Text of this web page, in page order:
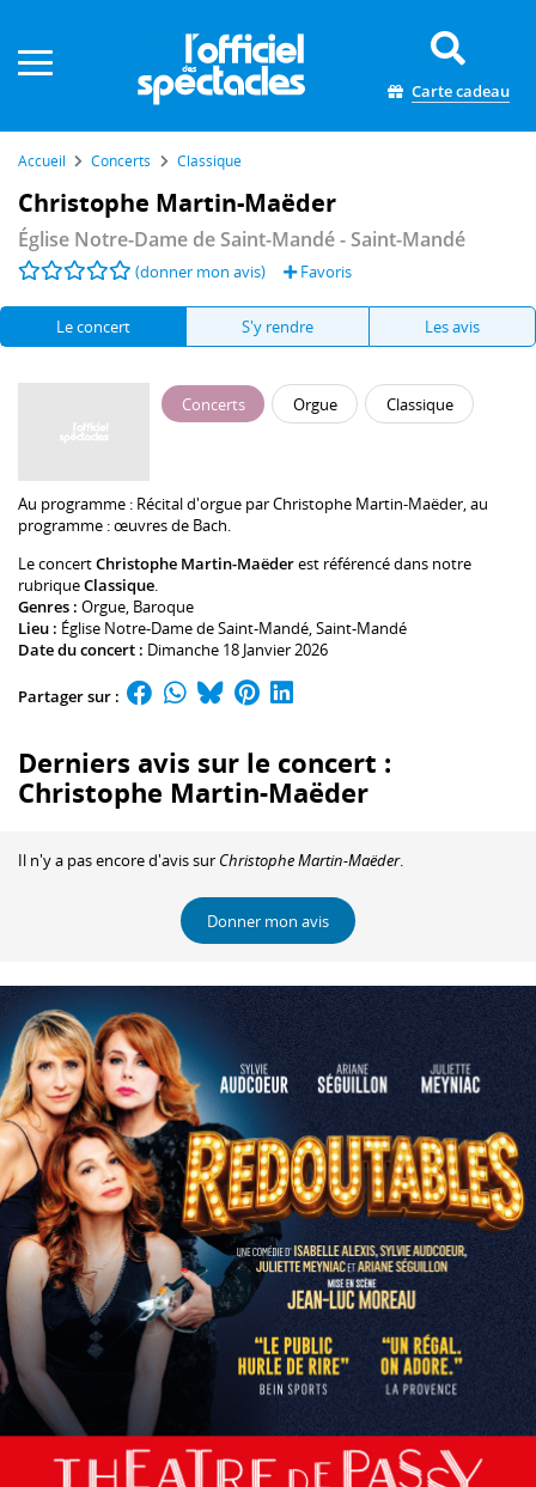
Carte cadeau
Accueil Concerts Classique
Christophe Martin-Maëder
Église Notre-Dame de Saint-Mandé- Saint-Mandé
(donner mon avis) Favoris
Le concert S'y rendre Les avis
Concerts Orgue Classique
Au programme : Récital d'orgue parChristophe Martin-Maëder, au
programme : œuvres de Bach.
Le concertChristophe Martin-Maëderest référencé dans notre
rubriqueClassique.
Genres : Orgue, Baroque
Lieu : Église Notre-Dame de Saint-Mandé, Saint-Mandé
Date du concert : Dimanche 18 Janvier 2026
Partager sur :
Derniers avis sur le concert :
Christophe Martin-Maëder
Il n'y a pas encore d'avis sur Christophe Martin-Maëder.
Donner mon avis